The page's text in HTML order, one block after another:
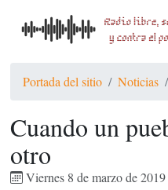
Portada del sitio Noticias
Cuando un
otro
Viernes 8 de marzo de 2019